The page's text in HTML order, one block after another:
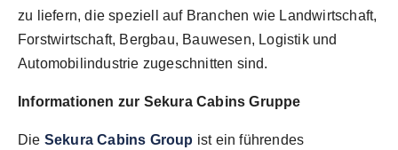
zu liefern, die speziell auf Branchen wie Landwirtschaft,
Forstwirtschaft, Bergbau, Bauwesen, Logistik und
Automobilindustrie zugeschnitten sind.
Informationen zur Sekura Cabins Gruppe
Die Sekura Cabins Group ist ein führendes